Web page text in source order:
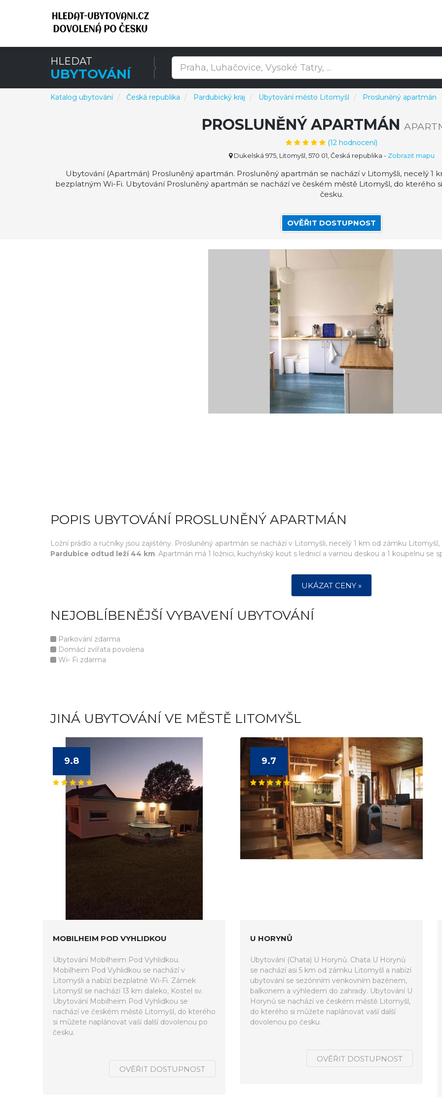
HLEDAT
UBYTOVÁNÍ
Katalog ubytování Česká republika Pardubický kraj Ubytování město Litomyšl Prosluněný apartmán
PROSLUNĚNÝ APARTMÁN
(12 hodnocení)
Dukelská 975, Litomyšl, 570 01, Česká republika - Zobrazit mapu
Ubytování (Apartmán) Prosluněný apartmán. Prosluněný apartmán se nachází v Litomyšli, necelý 1
bezplatným Wi-Fi. Ubytování Prosluněný apartmán se nachází ve českém městě Litomyšl, do kterého
česku.
OVĚŘIT DOSTUPNOST
POPIS UBYTOVÁNÍ PROSLUNĚNÝ APARTMÁN
Ložní prádlo a ručníky jsou zajištěny. Prosluněný apartmán se nachází v Litomyšli, necelý 1 km od zámku
Pardubice odtud leží 44 km. Apartmán má 1 ložnici, kuchyňský kout s lednicí a varnou deskou a 1 koupelnu se
UKÁZAT CENY »
NEJOBLÍBENĚJŠÍ VYBAVENÍ UBYTOVÁNÍ
Parkování zdarma
Domácí zvířata povolena
Wi- Fi zdarma
JINÁ UBYTOVÁNÍ VE MĚSTĚ LITOMYŠL
9.8
MOBILHEIM POD VYHLIDKOU
Ubytování Mobilheim Pod Vyhlidkou.
Mobilheim Pod Vyhlidkou se nachází v
Litomyšli a nabízí bezplatné Wi-Fi. Zámek
Litomyšl se nachází 13 km daleko, Kostel sv.
Ubytování Mobilheim Pod Vyhlidkou se
nachází ve českém městě Litomyšl, do kterého
si můžete naplánovat vaší další dovolenou po
česku.
OVĚŘIT DOSTUPNOST
9.7
U HORYNŮ
Ubytování (Chata) U Horynů. Chata U Horynů
se nachází asi 5 km od zámku Litomyšl a nabízí
ubytování se sezónním venkovním bazénem,
balkonem a výhledem do zahrady. Ubytování U
Horynů se nachází ve českém městě Litomyšl,
do kterého si můžete naplánovat vaší další
dovolenou po česku.
OVĚŘIT DOSTUPNOST